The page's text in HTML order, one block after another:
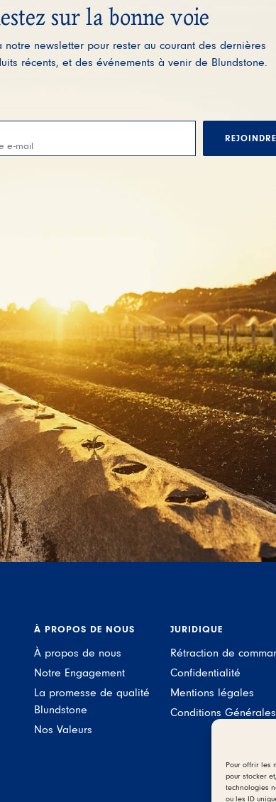
Pour offrir les
pour stocker
technologies
ou les ID
sur la bonne voie
notre newsletter pour rester au courant des dernières
récents, et des événements à venir de Blundstone.
REJOINDRE
À PROPOS DE NOUS
À propos de nous
Notre Engagement
La promesse de qualité
Blundstone
Nos Valeurs
JURIDIQUE
Rétraction de
Confidentialité
Mentions légales
Conditions Générales